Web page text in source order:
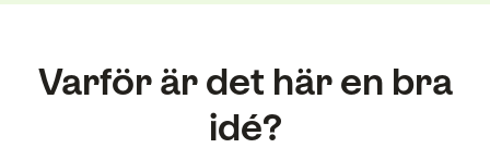
Varför är det här en bra
idé?